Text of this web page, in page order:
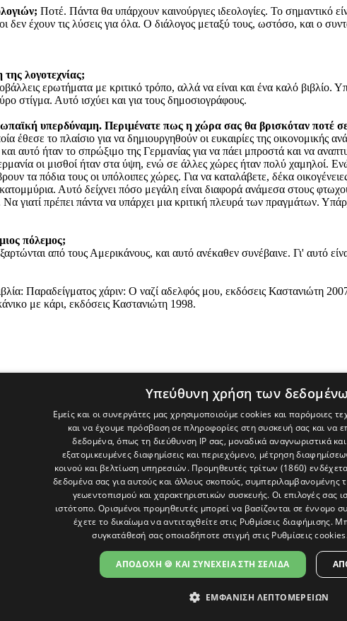
Ποτέ. Πάντα θα υπάρχουν καινούργιες ιδεολογίες. Το σημαντικό
δεν έχουν τις λύσεις για όλα. Ο διάλογος μεταξύ τους, ωστόσο, και ο
λογοτεχνίας;
ερωτήματα με κριτικό τρόπο, αλλά να είναι και ένα καλό βιβλίο.
στίγμα. Αυτό ισχύει και για τους δημοσιογράφους.
υπερδύναμη. Περιμένατε πως η χώρα σας θα βρισκόταν ποτέ
έθεσε το πλαίσιο για να δημιουργηθούν οι ευκαιρίες της
αυτό ήταν το σπρώξιμο της Γερμανίας για να πάει μπροστά και να
οι μισθοί ήταν στα ύψη, ενώ σε άλλες χώρες ήταν πολύ χαμηλοί. Ενώ
τα πόδια τους οι υπόλοιπες χώρες. Για να καταλάβετε, δέκα
Αυτό δείχνει πόσο μεγάλη είναι διαφορά ανάμεσα στους
γιατί πρέπει πάντα να υπάρχει μια κριτική πλευρά των πραγμάτων.
πόλεμος;
από τους Αμερικάνους, και αυτό ανέκαθεν συνέβαινε. Γι' αυτό
Παραδείγματος χάριν: O ναζί αδελφός μου, εκδόσεις Καστανιώτη
με κάρι, εκδόσεις Καστανιώτη 1998.
εφημερίδας Πολίτης [Κύπρος] και του διαδικτυακού πόρταλ
Βλέπουμε το δέντρο, δεν χάνουμε το δάσος.
Υπεύθυνη χρήση των
Εμείς και οι συνεργάτες μας χρησιμοποιούμε cookies και παρόμοιες
και να έχουμε πρόσβαση σε πληροφορίες στη συσκευή σας και να
δεδομένα, όπως τη διεύθυνση IP σας, μοναδικά αναγνωριστικά
εξατομικευμένες διαφημίσεις και περιεχόμενο, μέτρηση
κοινού και βελτίωση υπηρεσιών. Προμηθευτές τρίτων (1860)
δεδομένα σας για αυτούς και άλλους σκοπούς,
γεωεντοπισμού και χαρακτηριστικών συσκευής. Οι επιλογές σας
ιστότοπο. Ορισμένοι προμηθευτές μπορεί να βασίζονται σε έννομο
έχετε το δικαίωμα να αντιταχθείτε στις Ρυθμίσεις διαφήμισης.
συγκατάθεσή σας οποιαδήποτε στιγμή στις Ρυθμίσεις cookies
ΑΠΟΔΟΧΗ 🍪 ΚΑΙ ΣΥΝΕΧΕΙΑ ΣΤΗ ΣΕΛΙΔΑ
ΕΜΦΑΝΙΣΗ ΛΕΠΤΟΜΕΡΕΙΩΝ